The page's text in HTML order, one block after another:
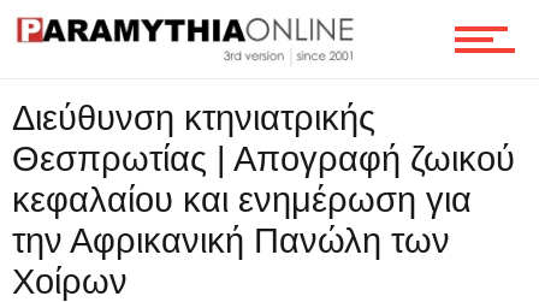
Επικοινωνία
Διεύθυνση κτηνιατρικής
Θεσπρωτίας | Απογραφή ζωικού
κεφαλαίου και ενημέρωση για
την Αφρικανική Πανώλη των
Χοίρων